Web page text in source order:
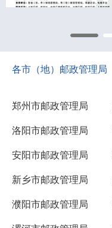
各市（地）邮政管理局
郑州市邮政管理局
洛阳市邮政管理局
安阳市邮政管理局
新乡市邮政管理局
濮阳市邮政管理局